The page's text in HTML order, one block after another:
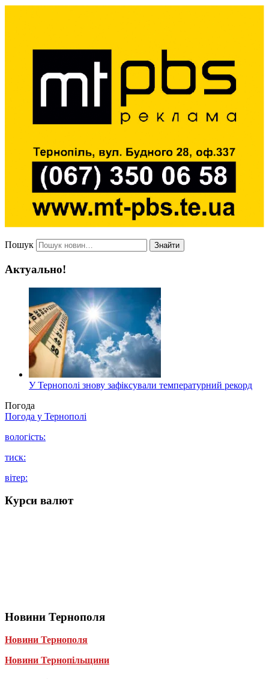
Пошук Знайти
Актуально!
У Тернополі знову зафіксували температурний рекорд
Погода
Погода у Тернополі
вологість:
тиск:
вітер:
Курси валют
Новини Тернополя
Новини Тернополя
Новини Тернопільщини